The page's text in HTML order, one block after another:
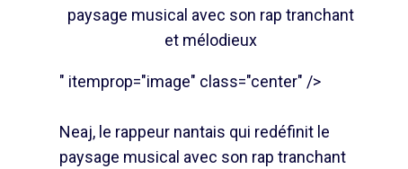
paysage musical avec son rap tranchant
et mélodieux
" itemprop="image" class="center" />
Neaj, le rappeur nantais qui redéfinit le
paysage musical avec son rap tranchant